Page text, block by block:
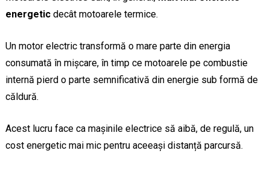
energeticdecât motoarele termice.
Un motor electric transformă o mare parte din energia
consumată în mișcare, în timp ce motoarele pe combustie
internă pierd o parte semnificativă din energie sub formă de
căldură.
Acest lucru face ca mașinile electrice să aibă, de regulă, un
cost energetic mai mic pentru aceeași distanță parcursă.